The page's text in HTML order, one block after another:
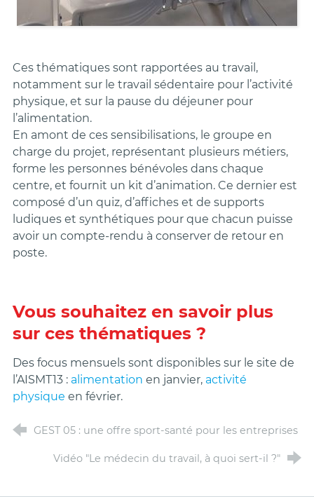
Ces thématiques sont rapportées au travail,
notamment sur le travail sédentaire pour l’activité
physique, et sur la pause du déjeuner pour
l’alimentation.
En amont de ces sensibilisations, le groupe en
charge du projet, représentant plusieurs métiers,
forme les personnes bénévoles dans chaque
centre, et fournit un kit d’animation. Ce dernier est
composé d’un quiz, d’affiches et de supports
ludiques et synthétiques pour que chacun puisse
avoir un compte-rendu à conserver de retour en
poste.
Vous souhaitez en savoir plus
sur ces thématiques ?
Des focus mensuels sont disponibles sur le site de
l’AISMT13 : alimentation en janvier, activité
physique en février.
GEST 05 : une offre sport-santé pour les entreprises
Vidéo "Le médecin du travail, à quoi sert-il ?"